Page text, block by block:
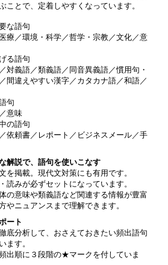
ことで、定着しやすくなっています。
な語句
療／環境・科学／哲学・宗教／文化／意
る語句
対義語／類義語／同音異義語／慣用句・
間違えやすい漢字／カタカナ語／和語／
句
意味
の語句
依頼書／レポート／ビジネスメール／手
解説で、語句を使いこなす
を掲載。現代文対策にも有用です。
読みが必ずセットになっています。
の意味や類義語など関連する情報が豊富
やニュアンスまで理解できます。
ート
底分析して、おさえておきたい頻出語句
ます。
出順に３段階の★マークを付していま